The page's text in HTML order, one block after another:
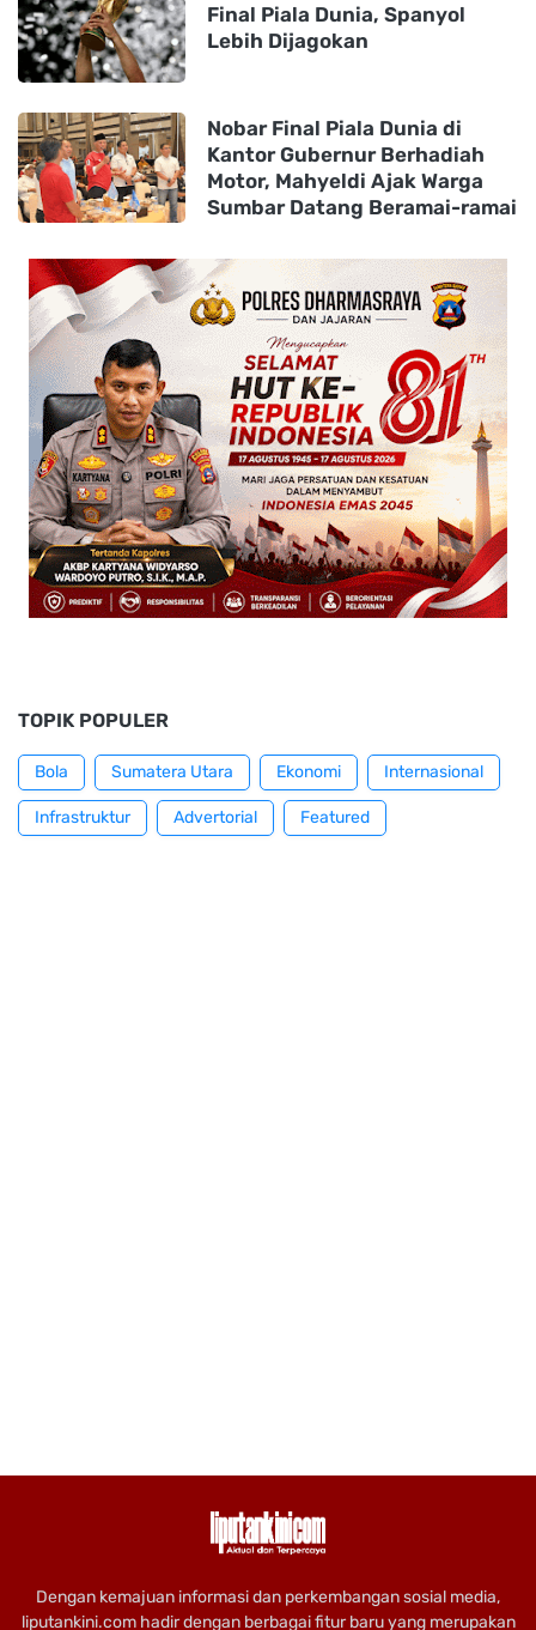
Final Piala Dunia, Spanyol
Lebih Dijagokan
Nobar Final Piala Dunia di
Kantor Gubernur Berhadiah
Motor, Mahyeldi Ajak Warga
Sumbar Datang Beramai-ramai
TOPIK POPULER
Bola Sumatera Utara Ekonomi Internasional
Infrastruktur Advertorial Featured
Dengan kemajuan informasi dan perkembangan sosial media,
liputankini.com hadir dengan berbagai fitur baru yang merupakan